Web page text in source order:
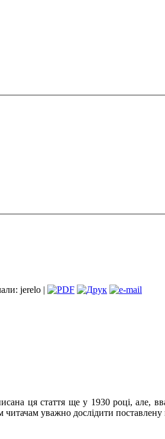
jerelo |
ця стаття ще у 1930 році, але,
уважно дослідити